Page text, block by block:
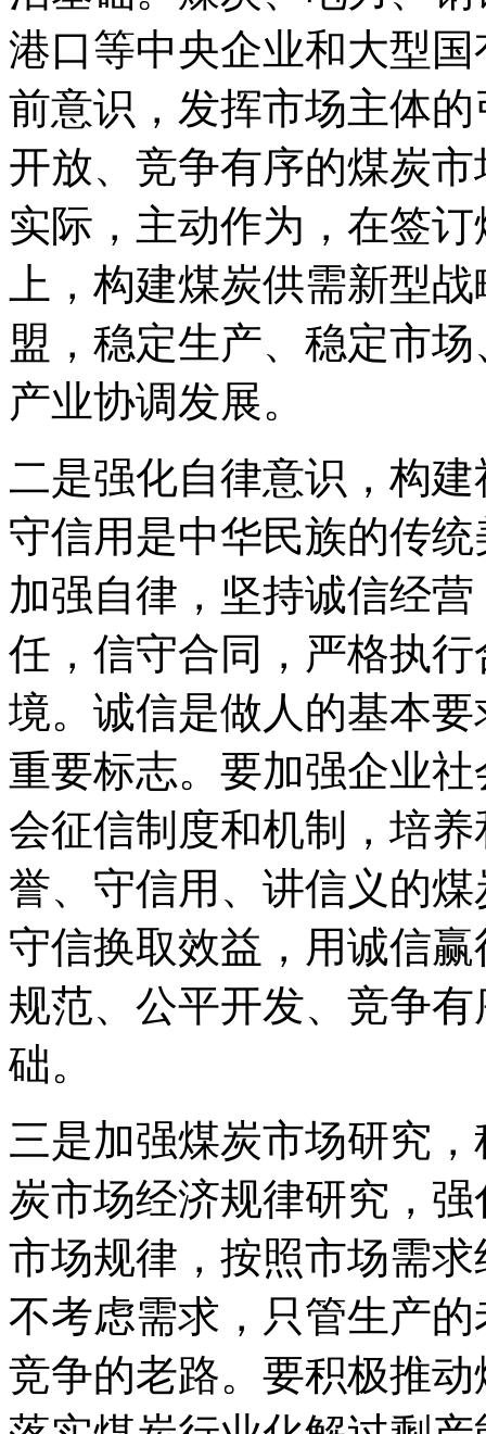
港口等中央企业和大型
前意识，发挥市场主体
开放、竞争有序的煤炭
实际，主动作为，在签
上，构建煤炭供需新型
盟，稳定生产、稳定市
产业协调发展。
二是强化自律意识，构
守信用是中华民族的传
加强自律，坚持诚信经
任，信守合同，严格执
境。诚信是做人的基本
重要标志。要加强企业
会征信制度和机制，培
誉、守信用、讲信义的
守信换取效益，用诚信
规范、公平开发、竞争
础。
三是加强煤炭市场研究
炭市场经济规律研究，
市场规律，按照市场需
不考虑需求，只管生产
竞争的老路。要积极推